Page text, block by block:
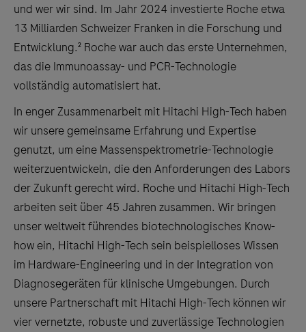
und wer wir sind. Im Jahr 2024 investierte Roche etwa
13 Milliarden Schweizer Franken in die Forschung und
Entwicklung.² Roche war auch das erste Unternehmen,
das die Immunoassay- und PCR-Technologie
vollständig automatisiert hat.
In enger Zusammenarbeit mit Hitachi High-Tech haben
wir unsere gemeinsame Erfahrung und Expertise
genutzt, um eine Massenspektrometrie-Technologie
weiterzuentwickeln, die den Anforderungen des Labors
der Zukunft gerecht wird. Roche und Hitachi High-Tech
arbeiten seit über 45 Jahren zusammen. Wir bringen
unser weltweit führendes biotechnologisches Know-
how ein, Hitachi High-Tech sein beispielloses Wissen
im Hardware-Engineering und in der Integration von
Diagnosegeräten für klinische Umgebungen. Durch
unsere Partnerschaft mit Hitachi High-Tech können wir
vier vernetzte, robuste und zuverlässige Technologien